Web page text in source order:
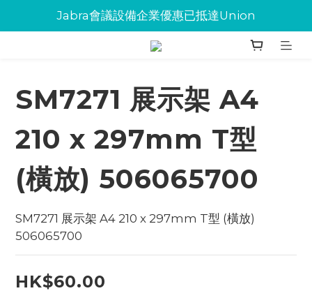
Jabra會議設備企業優惠已抵達Union
Jabra會議設備企業優惠已抵達Union
環保碳粉歡迎大量下單
SM7271 展示架 A4
210 x 297mm T型
(橫放) 506065700
SM7271 展示架 A4 210 x 297mm T型 (橫放)
506065700
HK$60.00